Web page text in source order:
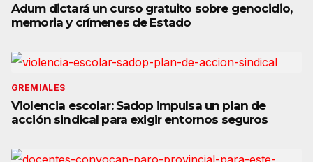
Adum dictará un curso gratuito sobre genocidio,
memoria y crímenes de Estado
GREMIALES
Violencia escolar: Sadop impulsa un plan de
acción sindical para exigir entornos seguros